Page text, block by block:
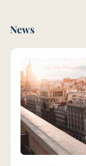
News